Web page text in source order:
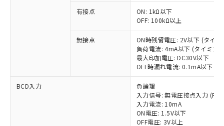
有接点
ON: 1kΩ以下
OFF: 100kΩ以上
無接点
ON時残留電圧: 2V以下 (タイ
負荷電流: 4mA以下 (タイミン
最大印加電圧: DC30V以下
OFF時漏れ電流: 0.1mA以下 (
BCD入力
負論理
入力信号: 無電圧接点入力
入力電流: 10mA
ON電圧: 1.5V以下
OFF電圧: 3V以上
対応済み：EU RoHS指令（10物質）の
非含有に対応した製品が提供可能な商品で
対応予定：EU RoHS指令（10物質）の非含
有に対応した製品に切り替える予定のある